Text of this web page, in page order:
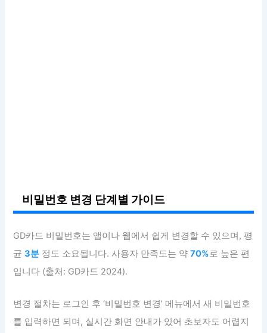
비밀번호 변경 단계별 가이드
GD카드 비밀번호는 앱이나 웹에서 쉽게 변경할 수 있으며, 평
균3분 정도 소요됩니다. 사용자 만족도는 약70%로 높은 편
입니다 (출처: GD카드 2024).
변경 절차는 로그인 후 ‘비밀번호 변경’ 메뉴에서 새 비밀번호
를 입력하면 되며, 실시간 화면 안내가 있어 초보자도 어렵지